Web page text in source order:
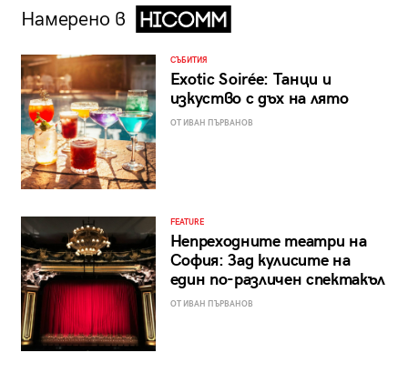
Намерено в
СЪБИТИЯ
Exotic Soirée: Танци и
изкуство с дъх на лято
ОТ ИВАН ПЪРВАНОВ
FEATURE
Непреходните театри на
София: Зад кулисите на
един по-различен спектакъл
ОТ ИВАН ПЪРВАНОВ